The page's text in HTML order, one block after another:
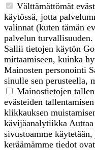
Välttämättömät
käytössä, jotta
valinnat (kuten tämän
palvelun turvallisuuden.
Sallii tietojen käytön
mittaamiseen, kuinka
Mainosten personointi
sinulle sen perusteella,
Mainostietojen
evästeiden
klikkauksen
kävijäanalytiikka
sivustoamme
keräämämme tiedot